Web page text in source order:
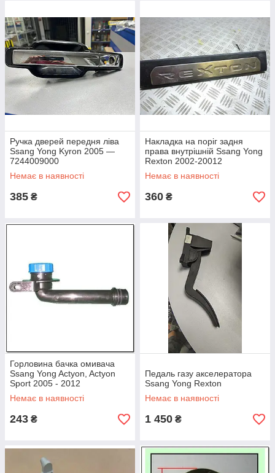
Ручка дверей передня ліва
Ssang Yong Kyron 2005 —
7244009000
Немає в наявності
385 ₴
Накладка на поріг задня
права внутрішній Ssang Yong
Rexton 2002-20012
Немає в наявності
360 ₴
Горловина бачка омивача
Ssang Yong Actyon, Actyon
Sport 2005 - 2012
7842031000
Немає в наявності
243 ₴
Педаль газу акселератора
Ssang Yong Rexton
Немає в наявності
1 450 ₴